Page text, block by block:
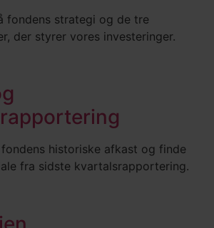
fondens strategi og de tre
der styrer vores investeringer.
historiske afkast og finde
fra sidste kvartalsrapportering.